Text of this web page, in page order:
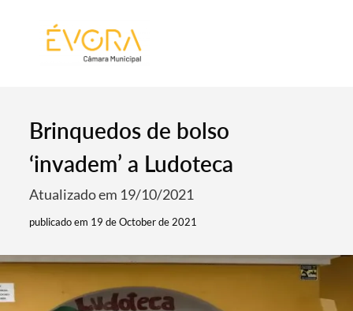
Brinquedos de bolso
‘invadem’ a Ludoteca
Atualizado em 19/10/2021
publicado em 19 de October de 2021